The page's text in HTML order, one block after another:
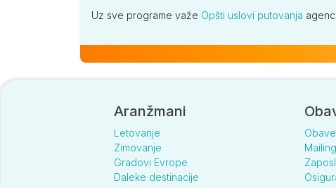
Uz sve programe važe Opšti uslovi putovanja
Aranžmani
Letovanje
Zimovanje
Gradovi Evrope
Daleke destinacije